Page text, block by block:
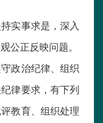
实事求是，深入
公正反映问题。
政治纪律、组织
律要求，有下列
教育、组织处理